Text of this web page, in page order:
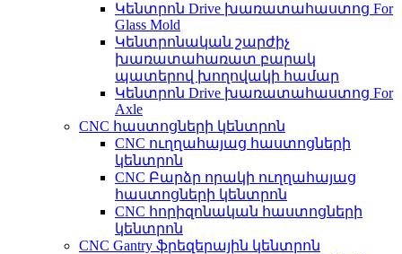
Կենտրոն Drive խառատահաստոց For
Glass Mold
Կենտրոնական շարժիչ
խառատահառատ բարակ
պատերով խողովակի համար
Կենտրոն Drive խառատահաստոց For
Axle
CNC հաստոցների կենտրոն
CNC ուղղահայաց հաստոցների
կենտրոն
CNC Բարձր որակի ուղղահայաց
հաստոցների կենտրոն
CNC հորիզոնական հաստոցների
կենտրոն
CNC Gantry ֆրեզերային կենտրոն